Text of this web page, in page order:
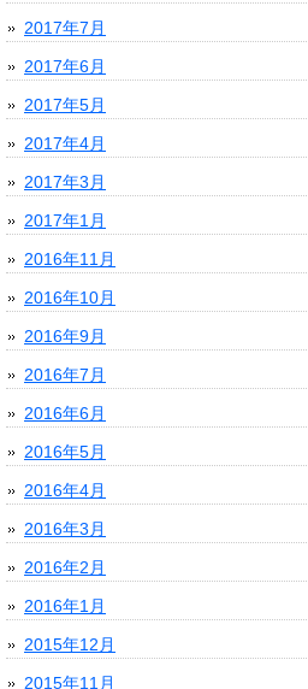
2017年7月
2017年6月
2017年5月
2017年4月
2017年3月
2017年1月
2016年11月
2016年10月
2016年9月
2016年7月
2016年6月
2016年5月
2016年4月
2016年3月
2016年2月
2016年1月
2015年12月
2015年11月